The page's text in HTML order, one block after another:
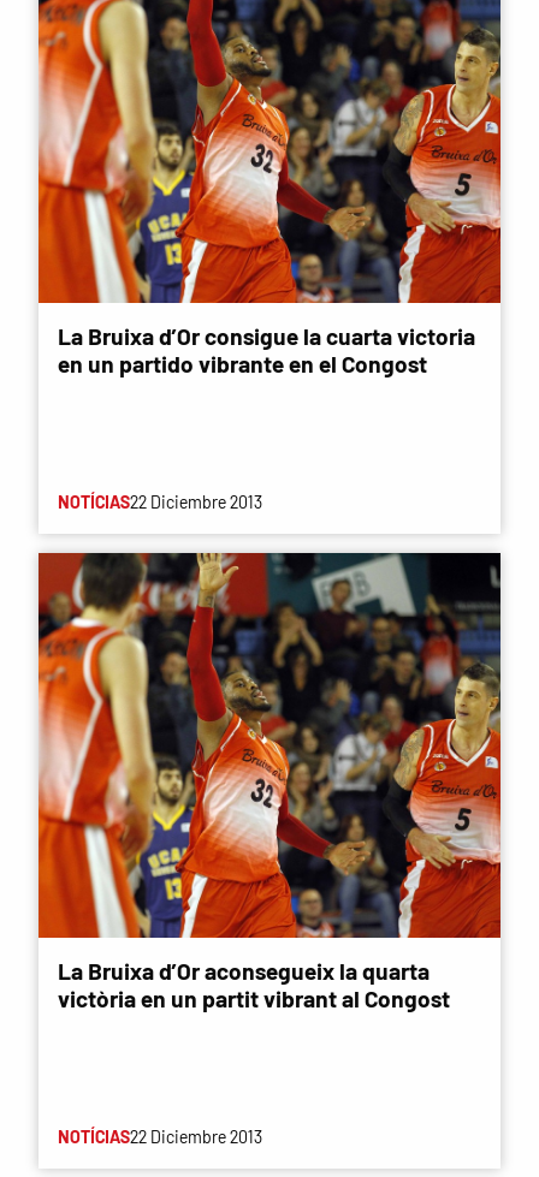
La Bruixa d’Or consigue la cuarta victoria
en un partido vibrante en el Congost
NOTÍCIAS22 Diciembre 2013
La Bruixa d’Or aconsegueix la quarta
victòria en un partit vibrant al Congost
NOTÍCIAS22 Diciembre 2013